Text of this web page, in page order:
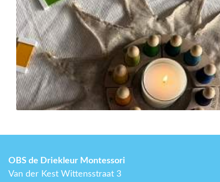
OBS de Driekleur Montessori
Van der Kest Wittensstraat 3